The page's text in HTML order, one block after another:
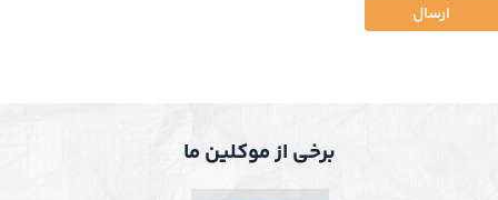
ارسال
برخی از موکلین ما